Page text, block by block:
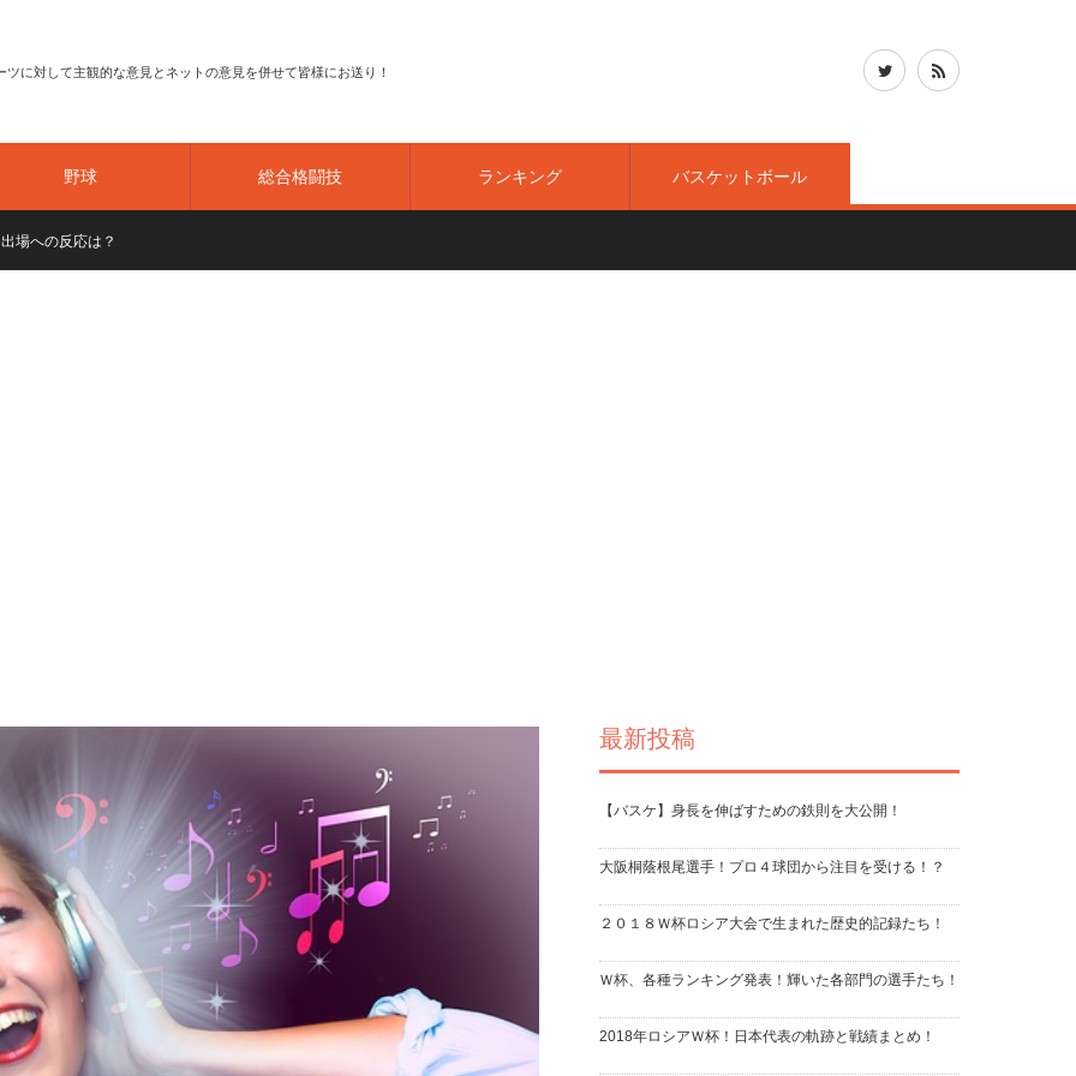
ツに対して主観的な意見とネットの意見を併せて皆様にお送り！
野球 総合格闘技 ランキング バスケットボール
場への反応は？
最新投稿
【バスケ】身長を伸ばすための鉄則を大公開！
大阪桐蔭根尾選手！プロ４球団から注目を受ける！？
２０１８Ｗ杯ロシア大会で生まれた歴史的記録たち！
Ｗ杯、各種ランキング発表！輝いた各部門の選手たち！
2018年ロシアＷ杯！日本代表の軌跡と戦績まとめ！